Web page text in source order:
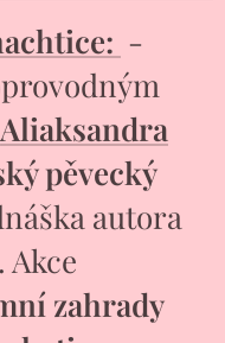
-
Aliaksandra
pěvecký
autora
Akce
zahrady